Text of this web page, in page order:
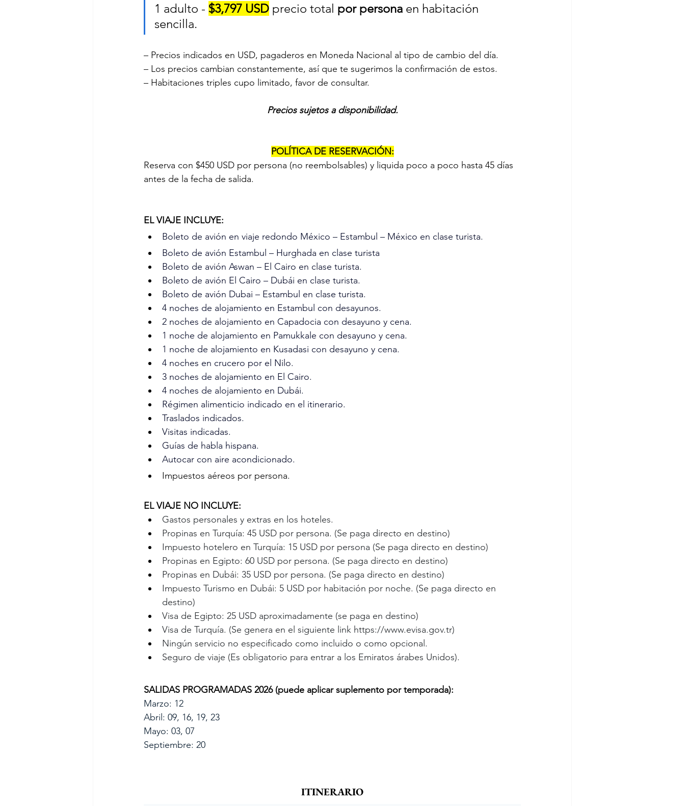
1 adulto - $3,797 USD precio total por persona en habitación
sencilla.
– Precios indicados en USD, pagaderos en Moneda Nacional al tipo de cambio del día.
– Los precios cambian constantemente, así que te sugerimos la confirmación de estos.
– Habitaciones triples cupo limitado, favor de consultar.
Precios sujetos a disponibilidad.
POLÍTICA DE RESERVACIÓN:
Reserva con $450 USD por persona (no reembolsables) y liquida poco a poco hasta 45 días
antes de la fecha de salida.
EL VIAJE INCLUYE:
Boleto de avión en viaje redondo México – Estambul – México en clase turista.
Boleto de avión Estambul – Hurghada en clase turista
Boleto de avión Aswan – El Cairo en clase turista.
Boleto de avión El Cairo – Dubái en clase turista.
Boleto de avión Dubai – Estambul en clase turista.
4 noches de alojamiento en Estambul con desayunos.
2 noches de alojamiento en Capadocia con desayuno y cena.
1 noche de alojamiento en Pamukkale con desayuno y cena.
1 noche de alojamiento en Kusadasi con desayuno y cena.
4 noches en crucero por el Nilo.
3 noches de alojamiento en El Cairo.
4 noches de alojamiento en Dubái.
Régimen alimenticio indicado en el itinerario.
Traslados indicados.
Visitas indicadas.
Guías de habla hispana.
Autocar con aire acondicionado.
Impuestos aéreos por persona.
EL VIAJE NO INCLUYE:
Gastos personales y extras en los hoteles.
Propinas en Turquía: 45 USD por persona. (Se paga directo en destino)
Impuesto hotelero en Turquía: 15 USD por persona (Se paga directo en destino)
Propinas en Egipto: 60 USD por persona. (Se paga directo en destino)
Propinas en Dubái: 35 USD por persona. (Se paga directo en destino)
Impuesto Turismo en Dubái: 5 USD por habitación por noche. (Se paga directo en
destino)
Visa de Egipto: 25 USD aproximadamente (se paga en destino)
Visa de Turquía. (Se genera en el siguiente link https://www.evisa.gov.tr)
Ningún servicio no especificado como incluido o como opcional.
Seguro de viaje (Es obligatorio para entrar a los Emiratos árabes Unidos).
SALIDAS PROGRAMADAS 2026 (puede aplicar suplemento por temporada):
Marzo: 12
Abril: 09, 16, 19, 23
Mayo: 03, 07
Septiembre: 20
ITINERARIO